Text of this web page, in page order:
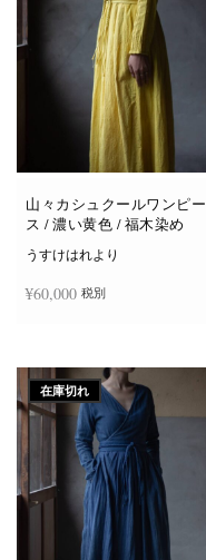
山々カシュクールワンピー
ス / 濃い黄色 / 福木染め
うすけはれより
¥60,000 税別
在庫切れ